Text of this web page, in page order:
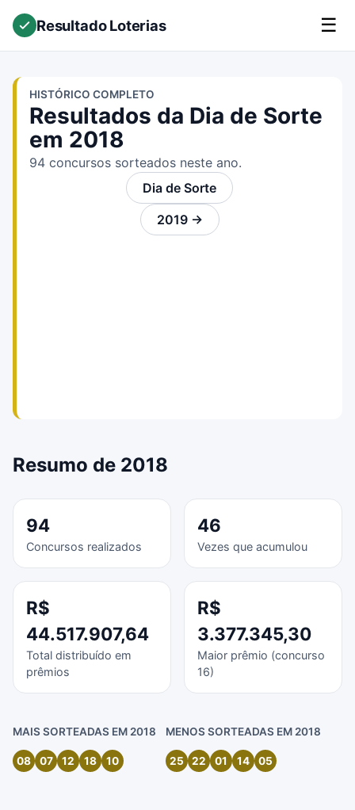
Resultado Loterias ☰
HISTÓRICO COMPLETO
Resultados da Dia de Sorte
em 2018
94 concursos sorteados neste ano.
Dia de Sorte
2019 →
Resumo de 2018
94
Concursos realizados
46
Vezes que acumulou
R$
44.517.907,64
Total distribuído em
prêmios
R$
3.377.345,30
Maior prêmio (concurso
16)
MAIS SORTEADAS EM 2018
08 07 12 18 10
MENOS SORTEADAS EM 2018
25 22 01 14 05